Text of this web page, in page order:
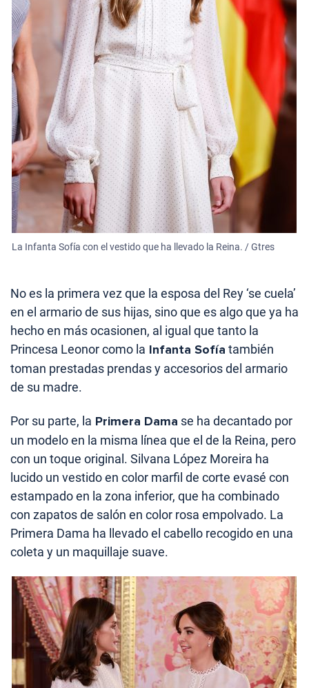
La Infanta Sofía con el vestido que ha llevado la Reina. / Gtres
No es la primera vez que la esposa del Rey ‘se cuela’
en el armario de sus hijas, sino que es algo que ya ha
hecho en más ocasionen, al igual que tanto la
Princesa Leonor como la Infanta Sofía también
toman prestadas prendas y accesorios del armario
de su madre.
Por su parte, la Primera Dama se ha decantado por
un modelo en la misma línea que el de la Reina, pero
con un toque original. Silvana López Moreira ha
lucido un vestido en color marfil de corte evasé con
estampado en la zona inferior, que ha combinado
con zapatos de salón en color rosa empolvado. La
Primera Dama ha llevado el cabello recogido en una
coleta y un maquillaje suave.